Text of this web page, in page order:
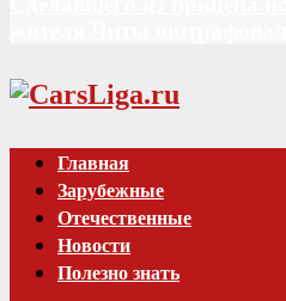
Vk
Главная
Зарубежные
Отечественные
Новости
Полезно знать